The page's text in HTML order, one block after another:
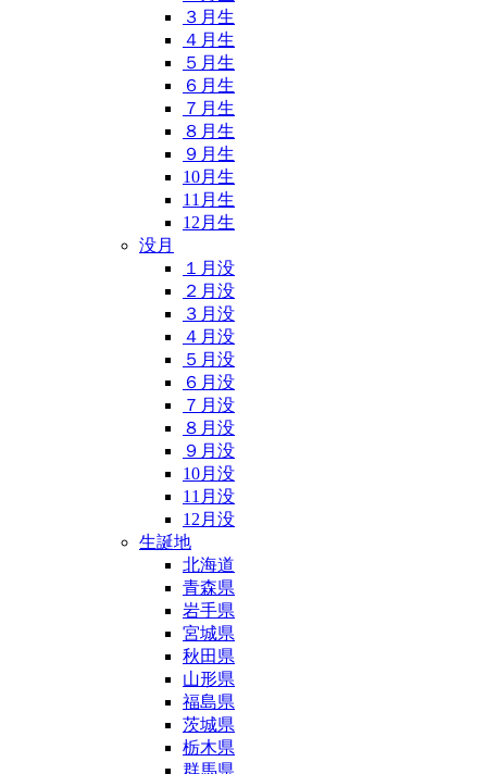
３月生
４月生
５月生
６月生
７月生
８月生
９月生
10月生
11月生
12月生
没月
１月没
２月没
３月没
４月没
５月没
６月没
７月没
８月没
９月没
10月没
11月没
12月没
生誕地
北海道
青森県
岩手県
宮城県
秋田県
山形県
福島県
茨城県
栃木県